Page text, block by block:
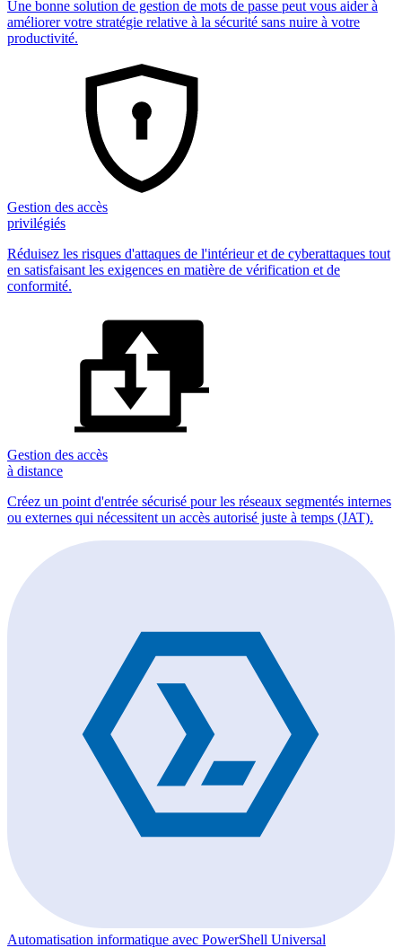
Une bonne solution de gestion de mots de passe peut vous aider à
améliorer votre stratégie relative à la sécurité sans nuire à votre
productivité.
Gestion des accès
privilégiés
Réduisez les risques d'attaques de l'intérieur et de cyberattaques tout
en satisfaisant les exigences en matière de vérification et de
conformité.
Gestion des accès
à distance
Créez un point d'entrée sécurisé pour les réseaux segmentés internes
ou externes qui nécessitent un accès autorisé juste à temps (JAT).
Automatisation informatique avec PowerShell Universal